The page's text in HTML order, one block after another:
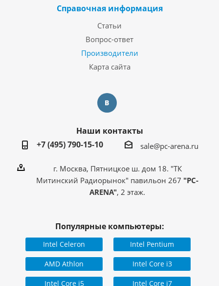
Справочная информация
Статьи
Вопрос-ответ
Производители
Карта сайта
Наши контакты
+7 (495) 790-15-10
sale@pc-arena.ru
г. Москва, Пятницкое ш. дом 18. "ТК
Митинский Радиорынок" павильон 267 "PC-
ARENA", 2 этаж.
Популярные компьютеры:
Intel Celeron Intel Pentium
AMD Athlon Intel Core i3
Intel Core i5 Intel Core i7